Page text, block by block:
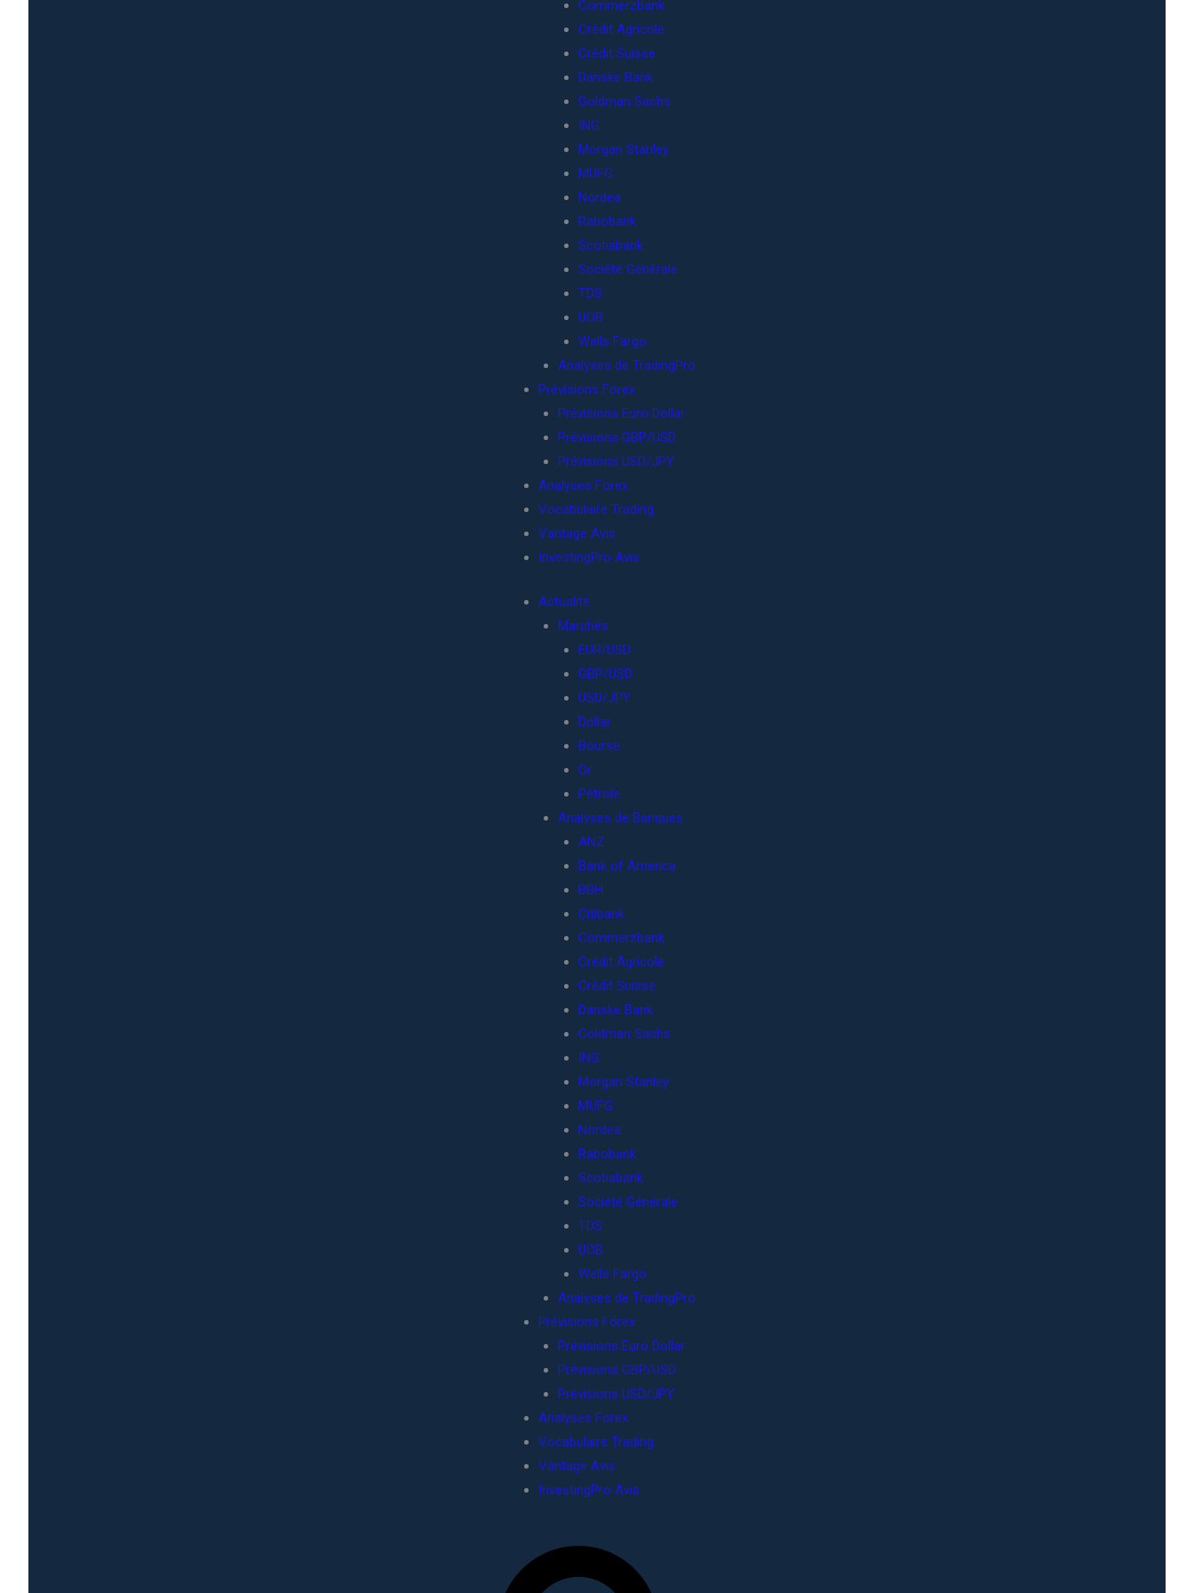
Commerzbank
Crédit Agricole
Crédit Suisse
Danske Bank
Goldman Sachs
ING
Morgan Stanley
MUFG
Nordea
Rabobank
Scotiabank
Société Générale
TDS
UOB
Wells Fargo
Analyses de TradingPro
Prévisions Forex
Prévisions Euro Dollar
Prévisions GBP/USD
Prévisions USD/JPY
Analyses Forex
Vocabulaire Trading
Vantage Avis
InvestingPro Avis
Actualité
Marchés
EUR/USD
GBP/USD
USD/JPY
Dollar
Bourse
Or
Pétrole
Analyses de Banques
ANZ
Bank of America
BBH
Citibank
Commerzbank
Crédit Agricole
Crédit Suisse
Danske Bank
Goldman Sachs
ING
Morgan Stanley
MUFG
Nordea
Rabobank
Scotiabank
Société Générale
TDS
UOB
Wells Fargo
Analyses de TradingPro
Prévisions Forex
Prévisions Euro Dollar
Prévisions GBP/USD
Prévisions USD/JPY
Analyses Forex
Vocabulaire Trading
Vantage Avis
InvestingPro Avis